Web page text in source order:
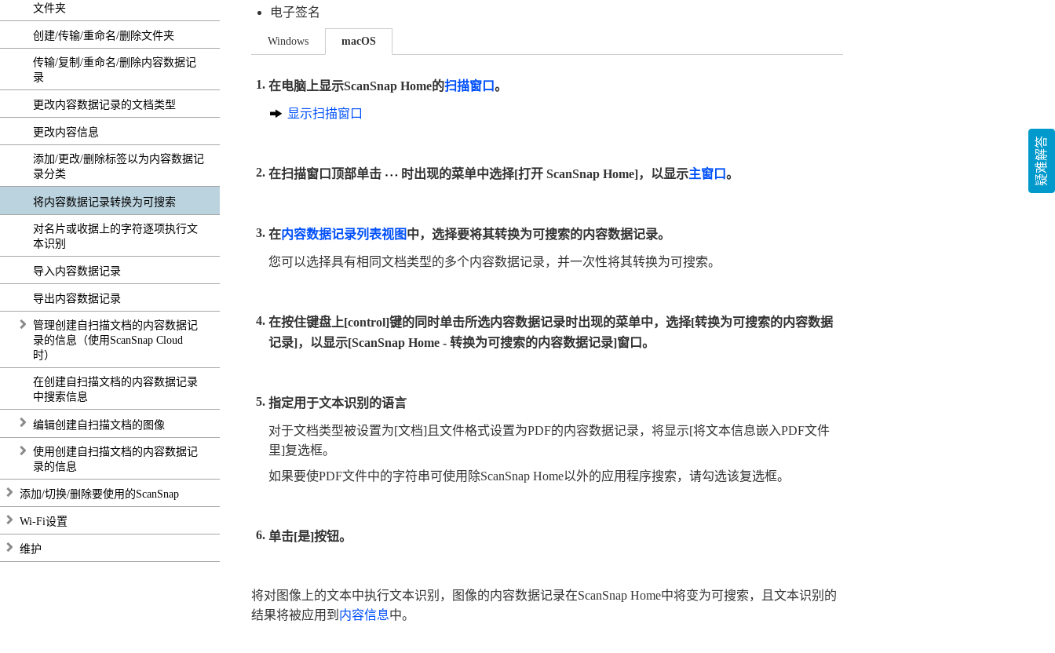
文件夹
创建/传输/重命名/删除文件夹
传输/复制/重命名/删除内容数据记
录
更改内容数据记录的文档类型
更改内容信息
添加/更改/删除标签以为内容数据记
录分类
将内容数据记录转换为可搜索
对名片或收据上的字符逐项执行文
本识别
导入内容数据记录
导出内容数据记录
管理创建自扫描文档的内容数据记
录的信息（使用ScanSnap Cloud
时）
在创建自扫描文档的内容数据记录
中搜索信息
编辑创建自扫描文档的图像
使用创建自扫描文档的内容数据记
录的信息
添加/切换/删除要使用的ScanSnap
Wi-Fi设置
维护
电子签名
Windows macOS
在电脑上显示ScanSnap Home的扫描窗口。
显示扫描窗口
在扫描窗口顶部单击 时出现的菜单中选择[打开 ScanSnap Home]，以显示主窗口。
在内容数据记录列表视图中，选择要将其转换为可搜索的内容数据记录。
您可以选择具有相同文档类型的多个内容数据记录，并一次性将其转换为可搜索。
在按住键盘上[control]键的同时单击所选内容数据记录时出现的菜单中，选择[转换为可搜索的内容数据
记录]，以显示[ScanSnap Home - 转换为可搜索的内容数据记录]窗口。
指定用于文本识别的语言
对于文档类型被设置为[文档]且文件格式设置为PDF的内容数据记录，将显示[将文本信息嵌入PDF文件
里]复选框。
如果要使PDF文件中的字符串可使用除ScanSnap Home以外的应用程序搜索，请勾选该复选框。
单击[是]按钮。
将对图像上的文本中执行文本识别，图像的内容数据记录在ScanSnap Home中将变为可搜索，且文本识别的
结果将被应用到 内容信息中。
疑难解答